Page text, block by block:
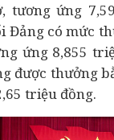
tương ứng
Đảng có mức
ứng 8,855
được thưởng
triệu đồng.